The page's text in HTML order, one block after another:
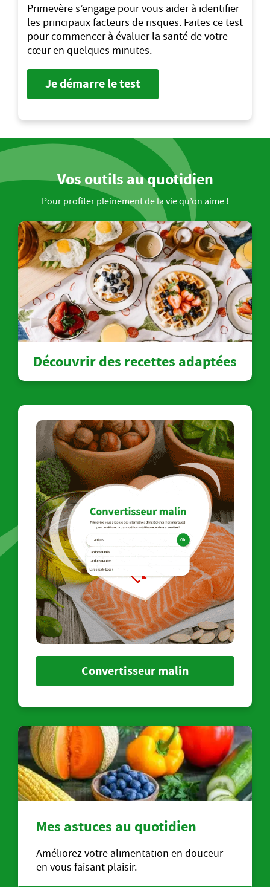
Primevère s’engage pour vous aider à identifier
les principaux facteurs de risques. Faites ce test
pour commencer à évaluer la santé de votre
cœur en quelques minutes.
Je démarre le test
Vos outils au quotidien
Pour profiter pleinement de la vie qu’on aime !
Découvrir des recettes adaptées
Convertisseur malin
Mes astuces au quotidien
Améliorez votre alimentation en douceur
en vous faisant plaisir.